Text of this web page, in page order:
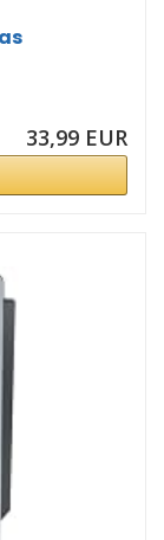
33,99 EUR